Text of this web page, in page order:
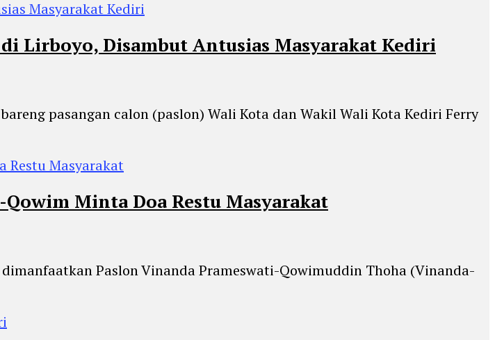
Lirboyo, Disambut Antusias Masyarakat Kediri
pasangan calon (paslon) Wali Kota dan Wakil Wali Kota Kediri Ferry
Minta Doa Restu Masyarakat
Paslon Vinanda Prameswati-Qowimuddin Thoha (Vinanda-